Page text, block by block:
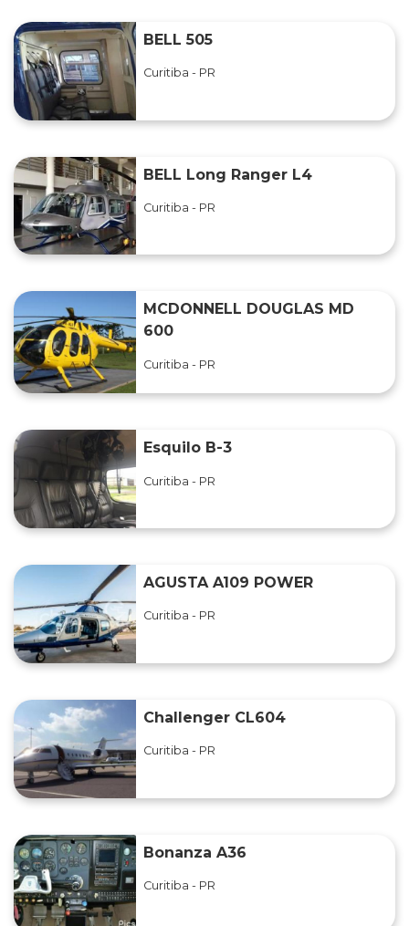
BELL 505
Curitiba - PR
BELL Long Ranger L4
Curitiba - PR
MCDONNELL DOUGLAS MD
600
Curitiba - PR
Esquilo B-3
Curitiba - PR
AGUSTA A109 POWER
Curitiba - PR
Challenger CL604
Curitiba - PR
Bonanza A36
Curitiba - PR